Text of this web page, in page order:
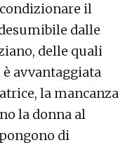
il
dalle
delle quali
avvantaggiata
la mancanza
la donna al
di